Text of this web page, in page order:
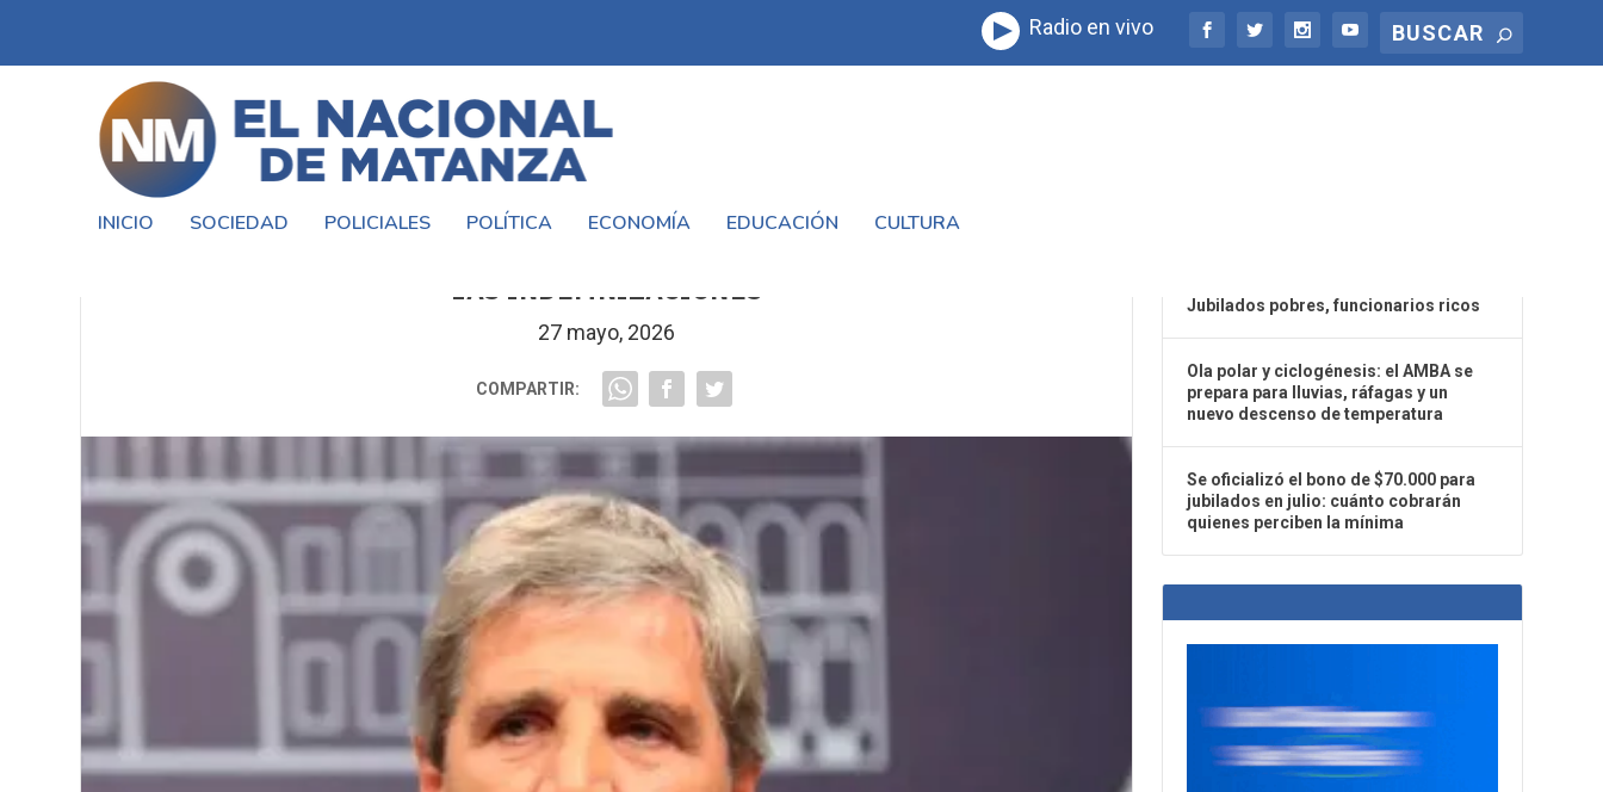
Radio en vivo
INICIO SOCIEDAD POLICIALES POLÍTICA ECONOMÍA EDUCACIÓN CULTURA
LAS INDEMNIZACIONES
27 mayo, 2026
COMPARTIR:
Jubilados pobres, funcionarios ricos
Ola polar y ciclogénesis: el AMBA se
prepara para lluvias, ráfagas y un
nuevo descenso de temperatura
Se oficializó el bono de $70.000 para
jubilados en julio: cuánto cobrarán
quienes perciben la mínima